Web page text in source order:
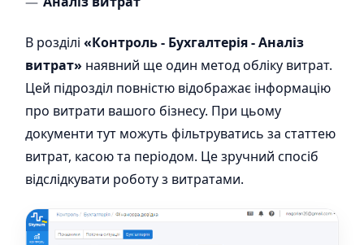
В розділі «Контроль - Бухгалтерія - Аналіз
витрат» наявний ще один метод обліку витрат.
Цей підрозділ повністю відображає інформацію
про витрати вашого бізнесу. При цьому
документи тут можуть фільтруватись за статтею
витрат, касою та періодом. Це зручний спосіб
відслідкувати роботу з витратами.